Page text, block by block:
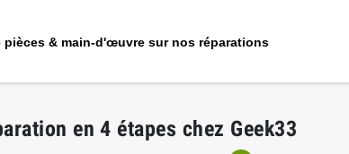
pièces & main-d'œuvre sur nos réparations
en 4 étapes chez Geek33